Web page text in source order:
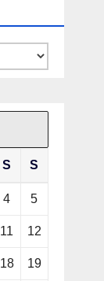
S S
4 5
11 12
18 19